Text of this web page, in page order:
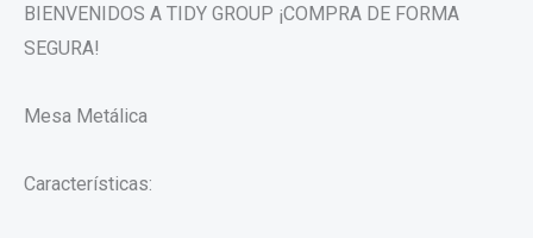
BIENVENIDOS A TIDY GROUP ¡COMPRA DE FORMA
SEGURA!
Mesa Metálica
Características: